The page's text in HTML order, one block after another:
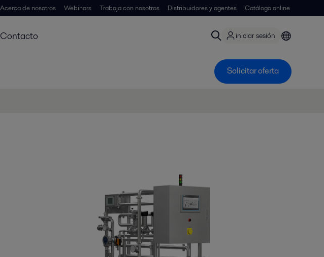
Acerca de nosotros Webinars Trabaja con nosotros Distribuidores y agentes Catálogo online
Contacto iniciar sesión
Solicitar oferta